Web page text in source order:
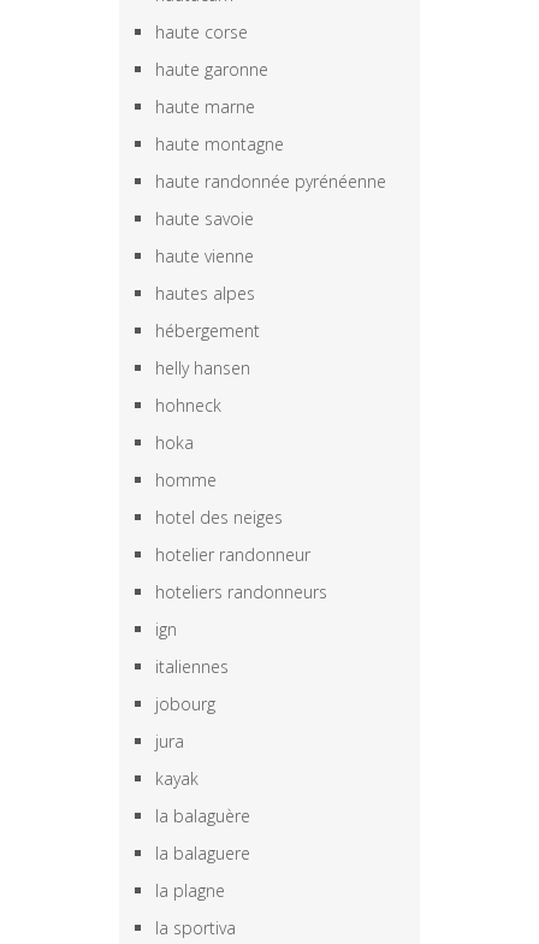
haute corse
haute garonne
haute marne
haute montagne
haute randonnée pyrénéenne
haute savoie
haute vienne
hautes alpes
hébergement
helly hansen
hohneck
hoka
homme
hotel des neiges
hotelier randonneur
hoteliers randonneurs
ign
italiennes
jobourg
jura
kayak
la balaguère
la balaguere
la plagne
la sportiva